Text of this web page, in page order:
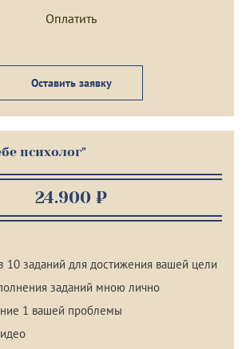
Оставить заявку
психолог"
24.900 ₽
10 заданий для достижения вашей цели
заданий мною лично
1 вашей проблемы